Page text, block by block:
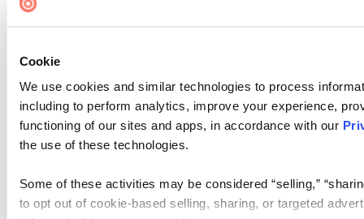
Cookie
We use cookies and similar technologies to process
including to perform analytics, improve your experience,
functioning of our sites and apps, in accordance with our
the use of these technologies.
Some of these activities may be considered “selling,”
to opt out of cookie-based selling, sharing, or targeted